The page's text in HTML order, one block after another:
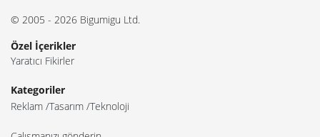
© 2005 - 2026 Bigumigu Ltd.
Özel İçerikler
Yaratıcı Fikirler
Kategoriler
Reklam Tasarım Teknoloji